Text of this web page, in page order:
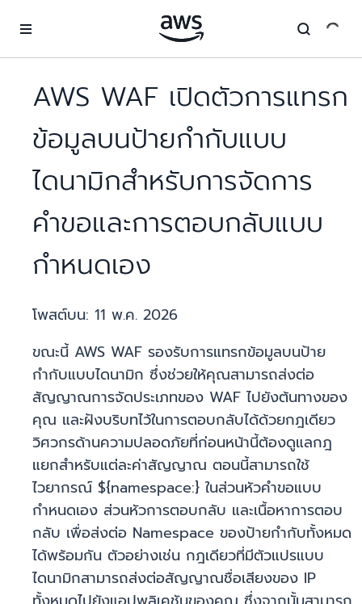
AWS WAF เปิดตัวการแทรก
ข้อมูลบนป้ายกำกับแบบ
ไดนามิกสำหรับการจัดการ
คำขอและการตอบกลับแบบ
กำหนดเอง
โพสต์บน: 11 พ.ค. 2026
ขณะนี้ AWS WAF รองรับการแทรกข้อมูลบนป้าย
กำกับแบบไดนามิก ซึ่งช่วยให้คุณสามารถส่งต่อ
สัญญาณการจัดประเภทของ WAF ไปยังต้นทางของ
คุณ และฝังบริบทไว้ในการตอบกลับได้ด้วยกฎเดียว
วิศวกรด้านความปลอดภัยที่ก่อนหน้านี้ต้องดูแลกฎ
แยกสำหรับแต่ละค่าสัญญาณ ตอนนี้สามารถใช้
ไวยากรณ์ ${namespace:} ในส่วนหัวคำขอแบบ
กำหนดเอง ส่วนหัวการตอบกลับ และเนื้อหาการตอบ
กลับ เพื่อส่งต่อ Namespace ของป้ายกำกับทั้งหมด
ได้พร้อมกัน ตัวอย่างเช่น กฎเดียวที่มีตัวแปรแบบ
ไดนามิกสามารถส่งต่อสัญญาณชื่อเสียงของ IP